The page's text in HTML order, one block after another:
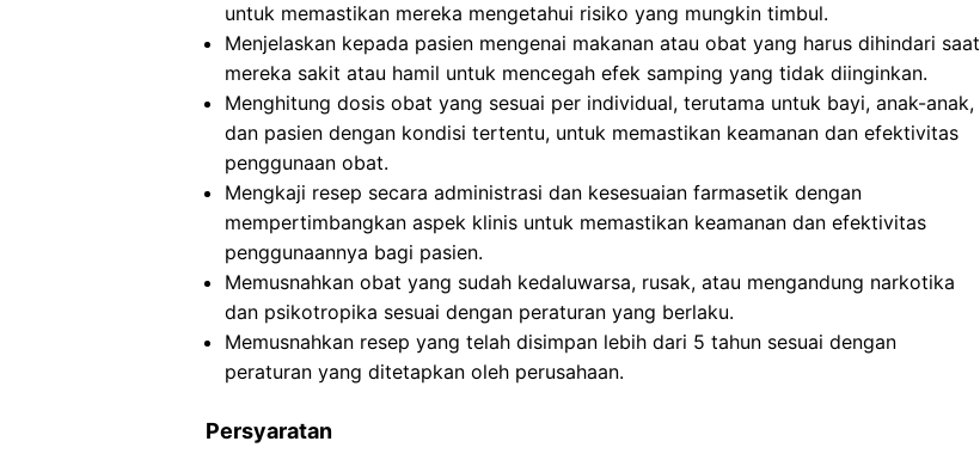
untuk memastikan mereka mengetahui risiko yang mungkin timbul.
Menjelaskan kepada pasien mengenai makanan atau obat yang harus dihindari saat
mereka sakit atau hamil untuk mencegah efek samping yang tidak diinginkan.
Menghitung dosis obat yang sesuai per individual, terutama untuk bayi, anak-anak,
dan pasien dengan kondisi tertentu, untuk memastikan keamanan dan efektivitas
penggunaan obat.
Mengkaji resep secara administrasi dan kesesuaian farmasetik dengan
mempertimbangkan aspek klinis untuk memastikan keamanan dan efektivitas
penggunaannya bagi pasien.
Memusnahkan obat yang sudah kedaluwarsa, rusak, atau mengandung narkotika
dan psikotropika sesuai dengan peraturan yang berlaku.
Memusnahkan resep yang telah disimpan lebih dari 5 tahun sesuai dengan
peraturan yang ditetapkan oleh perusahaan.
Persyaratan